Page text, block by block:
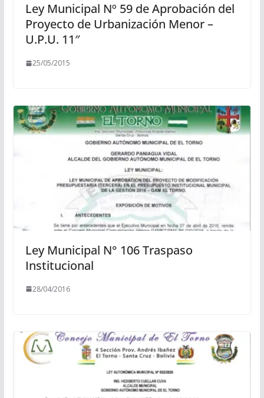
Ley Municipal Nº 59 de Aprobación del
Proyecto de Urbanización Menor –
U.P.U. 11″
25/05/2015
Ley Municipal N° 106 Traspaso
Institucional
28/04/2016